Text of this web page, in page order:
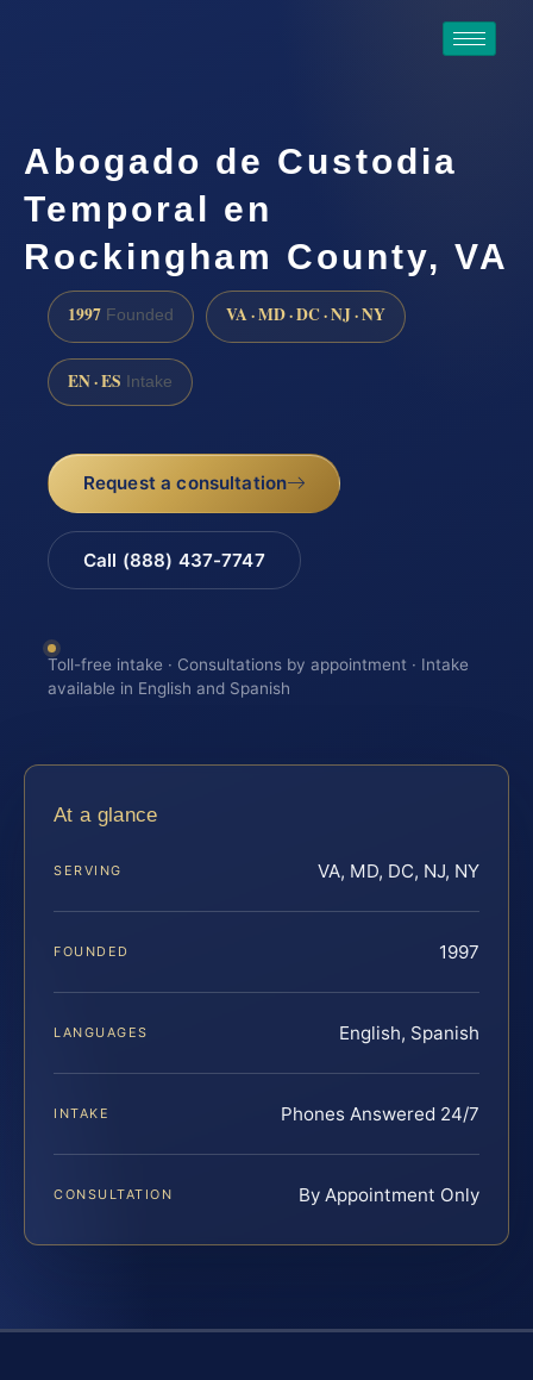
Abogado de Custodia
Temporal en
Rockingham County, VA
1997 Founded VA · MD · DC · NJ · NY
EN · ES Intake
Request a consultation
Call (888) 437-7747
Toll-free intake · Consultations by appointment · Intake
available in English and Spanish
At a glance
SERVING VA, MD, DC, NJ, NY
FOUNDED 1997
LANGUAGES English, Spanish
INTAKE Phones Answered 24/7
CONSULTATION By Appointment Only